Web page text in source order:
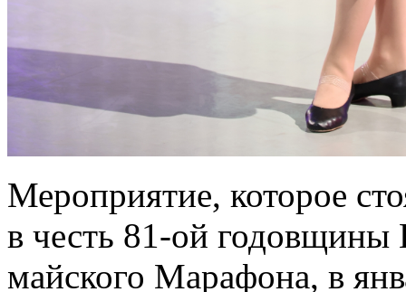
Мероприятие, которое
в честь 81-ой
майского Марафона, в